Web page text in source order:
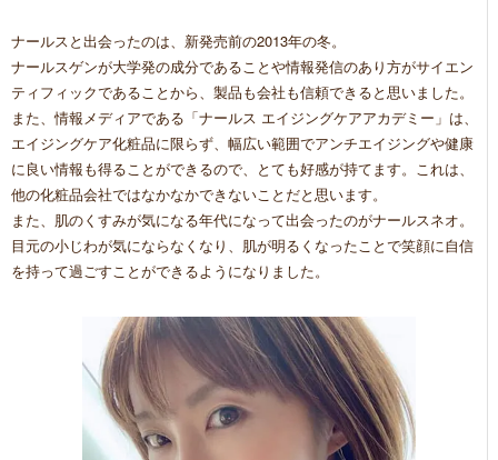
ナールスと出会ったのは、新発売前の2013年の冬。
ナールスゲンが大学発の成分であることや情報発信のあり方がサイエン
ティフィックであることから、製品も会社も信頼できると思いました。
また、情報メディアである「ナールス エイジングケアアカデミー」は、
エイジングケア化粧品に限らず、幅広い範囲でアンチエイジングや健康
に良い情報も得ることができるので、とても好感が持てます。これは、
他の化粧品会社ではなかなかできないことだと思います。
また、肌のくすみが気になる年代になって出会ったのがナールスネオ。
目元の小じわが気にならなくなり、肌が明るくなったことで笑顔に自信
を持って過ごすことができるようになりました。